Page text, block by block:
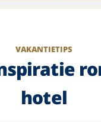
VAKANTIETIPS
hotel